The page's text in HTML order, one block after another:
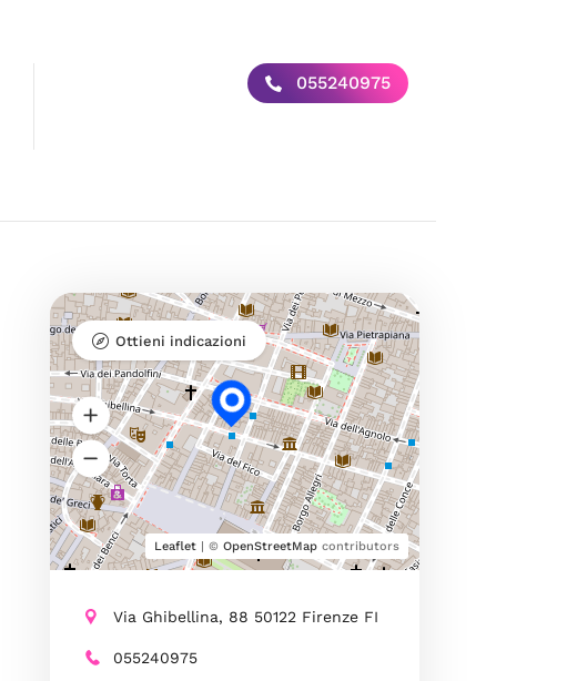
055240975
Leaflet| © OpenStreetMapcontributors
Ottieni indicazioni
Via Ghibellina, 88 50122 Firenze FI
055240975